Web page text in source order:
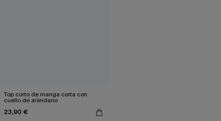
Top corto de manga corta con
cuello de arándano
23,90 €